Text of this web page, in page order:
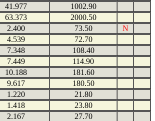
41.977
1002.90
63.373
2000.50
2.400 73.50
N
4.539
72.70
7.348
108.40
7.449
114.90
10.188
181.60
9.617
180.50
1.220
21.80
1.418
23.80
2.167
27.70